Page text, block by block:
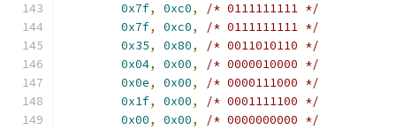
0x7f, 0xc0,
/* 0111111111 */
0x7f, 0xc0,
/* 0111111111 */
0x35, 0x80,
/* 0011010110 */
0x04, 0x00,
/* 0000010000 */
0x0e, 0x00,
/* 0000111000 */
0x1f, 0x00,
/* 0001111100 */
0x00, 0x00,
/* 0000000000 */